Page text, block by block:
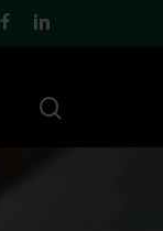
facebooklinkedin